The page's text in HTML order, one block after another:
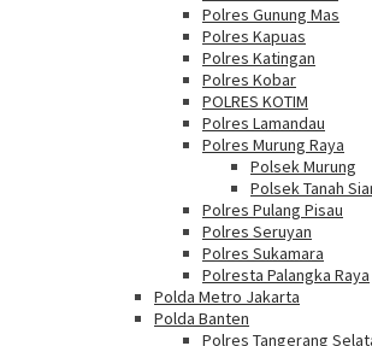
Polres Gunung Mas
Polres Kapuas
Polres Katingan
Polres Kobar
POLRES KOTIM
Polres Lamandau
Polres Murung Raya
Polsek Murung
Polsek Tanah
Polres Pulang Pisau
Polres Seruyan
Polres Sukamara
Polresta Palangka Raya
Polda Metro Jakarta
Polda Banten
Polres Tangerang